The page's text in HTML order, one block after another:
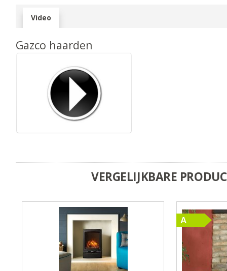
Video
Gazco haarden
VERGELIJKBARE